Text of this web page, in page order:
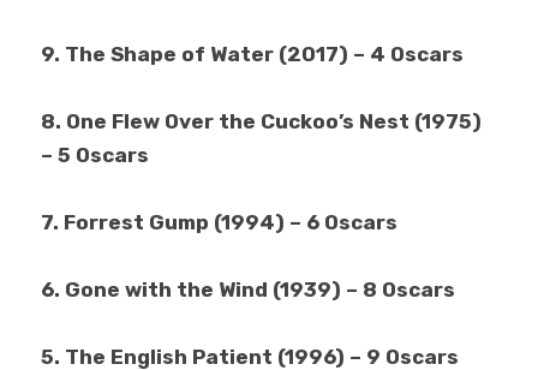
9. The Shape of Water (2017) – 4 Oscars
8. One Flew Over the Cuckoo’s Nest (1975)
– 5 Oscars
7. Forrest Gump (1994) – 6 Oscars
6. Gone with the Wind (1939) – 8 Oscars
5. The English Patient (1996) – 9 Oscars